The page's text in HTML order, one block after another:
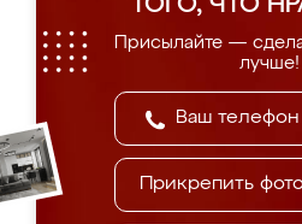
ТОГО, ЧТО
Присылайте —
лучше!
Прикрепить